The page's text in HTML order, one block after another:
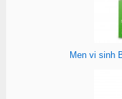
Men vi sinh